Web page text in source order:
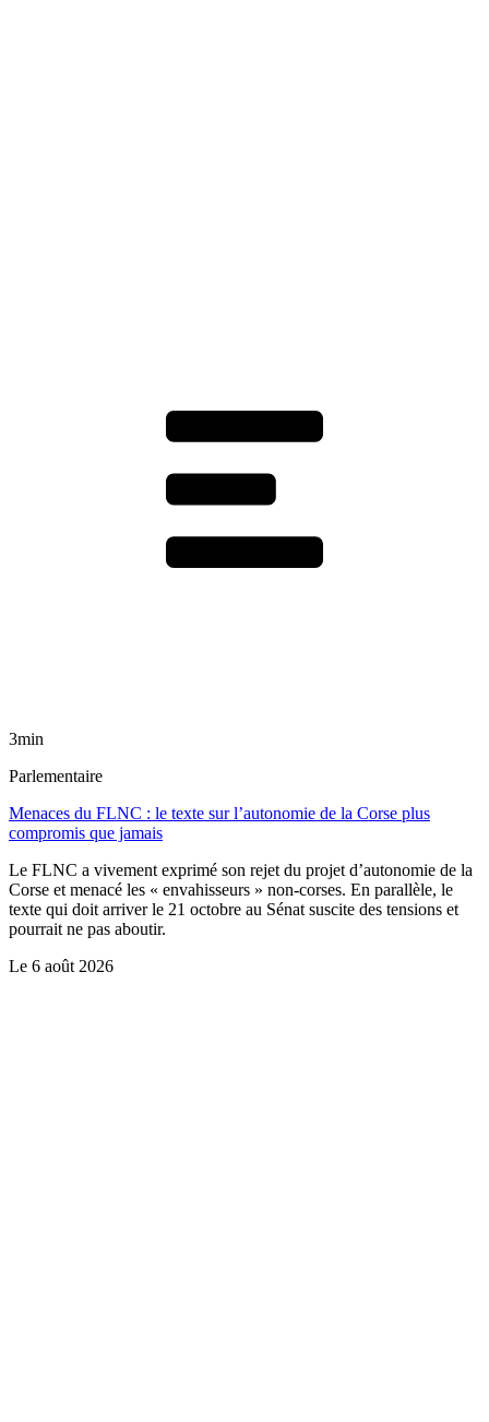
3min
Parlementaire
Menaces du FLNC : le texte sur l’autonomie de la Corse plus
compromis que jamais
Le FLNC a vivement exprimé son rejet du projet d’autonomie de la
Corse et menacé les « envahisseurs » non-corses. En parallèle, le
texte qui doit arriver le 21 octobre au Sénat suscite des tensions et
pourrait ne pas aboutir.
Le 6 août 2026